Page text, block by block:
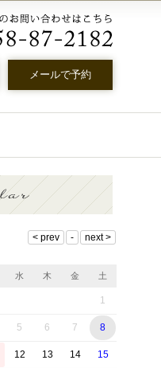
メールで予約
水 木 金 土
1
5 6 7 8
12 13 14 15